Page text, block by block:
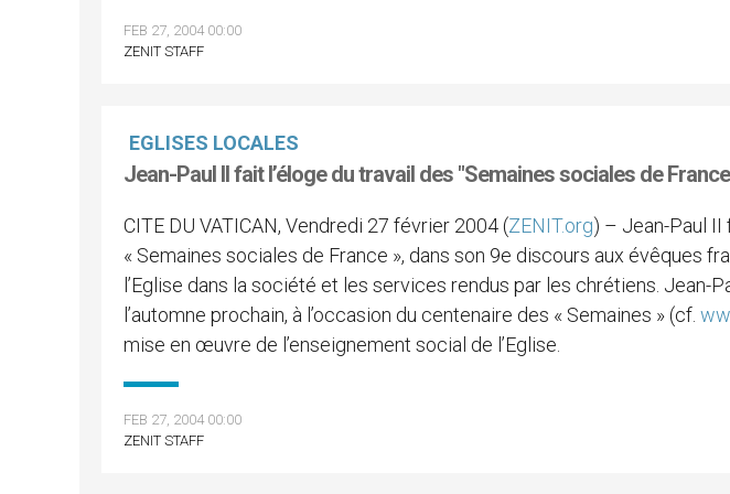
FEB 27, 2004 00:00
ZENIT STAFF
EGLISES LOCALES
Jean-Paul II fait l’éloge du travail des "Semaines sociales de
CITE DU VATICAN, Vendredi 27 février 2004 (ZENIT.org) – Jean-Paul II
« Semaines sociales de France », dans son 9e discours aux évêques
l’Eglise dans la société et les services rendus par les chrétiens. Jean-
l’automne prochain, à l’occasion du centenaire des « Semaines » (cf.
mise en œuvre de l’enseignement social de l’Eglise.
FEB 27, 2004 00:00
ZENIT STAFF